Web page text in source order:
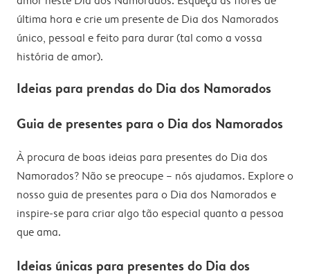
última hora e crie um presente de Dia dos Namorados
único, pessoal e feito para durar (tal como a vossa
história de amor).
Ideias para prendas do Dia dos Namorados
Guia de presentes para o Dia dos Namorados
À procura de boas ideias para presentes do Dia dos
Namorados? Não se preocupe – nós ajudamos. Explore o
nosso guia de presentes para o Dia dos Namorados e
inspire-se para criar algo tão especial quanto a pessoa
que ama.
Ideias únicas para presentes do Dia dos